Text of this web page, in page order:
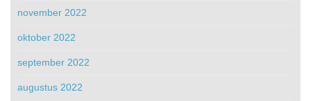
november 2022
oktober 2022
september 2022
augustus 2022